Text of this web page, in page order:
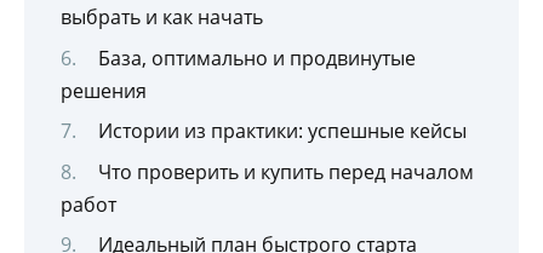
выбрать и как начать
База, оптимально и продвинутые
решения
Истории из практики: успешные кейсы
Что проверить и купить перед началом
работ
Идеальный план быстрого старта